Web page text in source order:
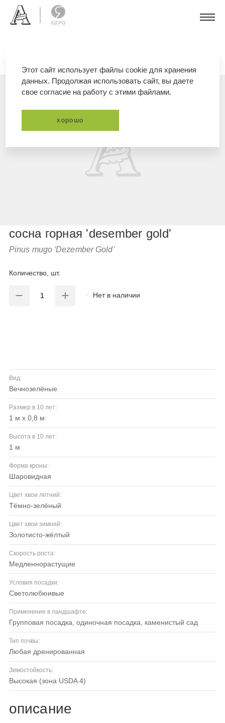
сосна горная 'desember gold'
Pinus mugo 'Dezember Gold'
Количество, шт.
Нет в наличии
Вид:
вечнозелёные
Размер в 10 лет:
1 м х 0,8 м
Высота в 10 лет:
1 м
Форма кроны:
шаровидная
Цвет хвои летний:
тёмно-зелёный
Цвет хвои зимний:
золотисто-жёлтый
Скорость роста:
медленнорастущие
Условия посадки:
светолюбюивые
Применение в ландшафте:
групповая посадка, одиночная посадка, каменистый сад
Тип почвы:
любая дренированная
Зимостойкость:
высокая (зона USDA 4)
описание
Этот сайт использует файлы cookie для хранения
данных. Продолжая использовать сайт, вы даете
свое согласие на работу с этими файлами.
хорошо